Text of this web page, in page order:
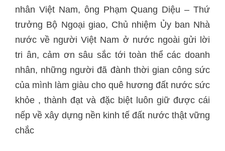
nhân Việt Nam, ông Phạm Quang Diệu – Thứ
trưởng Bộ Ngoại giao, Chủ nhiệm Ủy ban Nhà
nước về người Việt Nam ở nước ngoài gửi lời
tri ân, cảm ơn sâu sắc tới toàn thể các doanh
nhân, những người đã đành thời gian công sức
của mình làm giàu cho quê hương đất nước sức
khỏe , thành đạt và đặc biệt luôn giữ được cái
nếp về xây dựng nền kinh tế đất nước thật vững
chắc